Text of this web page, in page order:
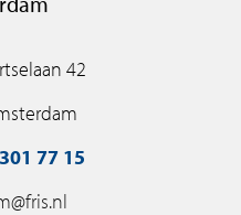
Registreer je dan nu
42
77 15